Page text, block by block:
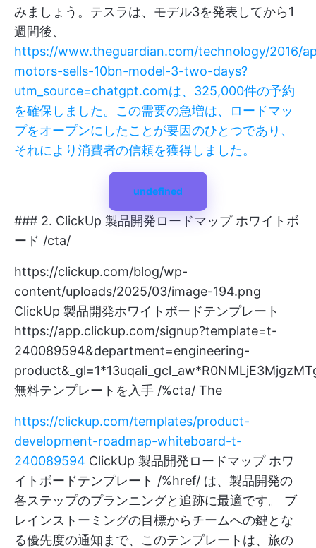
みましょう。テスラは、モデル3を発表してから1
週間後、
https://www.theguardian.com/technology/2016/
motors-sells-10bn-model-3-two-days?
utm_source=chatgpt.comは、325,000件の予約
を確保しました。この需要の急増は、ロードマッ
プをオープンにしたことが要因のひとつであり、
それにより消費者の信頼を獲得しました。
undefined
### 2. ClickUp 製品開発ロードマップ ホワイトボ
ード /cta/
https://clickup.com/blog/wp-
content/uploads/2025/03/image-194.png
ClickUp 製品開発ホワイトボードテンプレート
https://app.clickup.com/signup?template=t-
240089594&department=engineering-
無料テンプレートを入手 /%cta/ The
https://clickup.com/templates/product-
development-roadmap-whiteboard-t-
240089594 ClickUp 製品開発ロードマップ ホワ
イトボードテンプレート /%href/ は、製品開発の
各ステップのプランニングと追跡に最適です。 ブ
レインストーミングの目標からチームへの鍵とな
る優先度の通知まで、このテンプレートは、旅の